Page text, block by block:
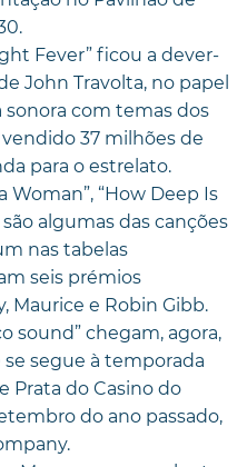
Fever” ficou a dever-
John Travolta, no papel
sonora com temas dos
37 milhões de
para o estrelato.
Woman”, “How Deep Is
algumas das canções
nas tabelas
seis prémios
Maurice e Robin Gibb.
sound” chegam, agora,
se segue à temporada
Prata do Casino do
do ano passado,